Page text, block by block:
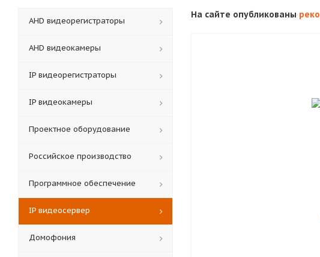
На сайте опубликованы
АНD видеорегистраторы
AHD видеокамеры
IP видеорегистраторы
IP видеокамеры
Проектное оборудование
Российское производство
Программное обеспечение
IP видеосервер
Домофония